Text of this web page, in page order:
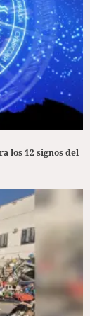
los 12 signos del